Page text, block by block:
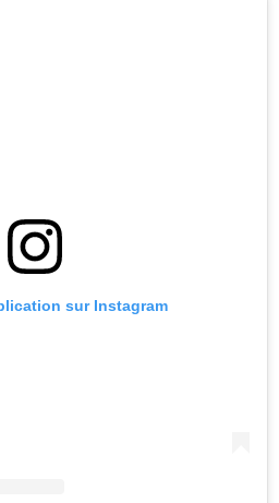
sur Instagram